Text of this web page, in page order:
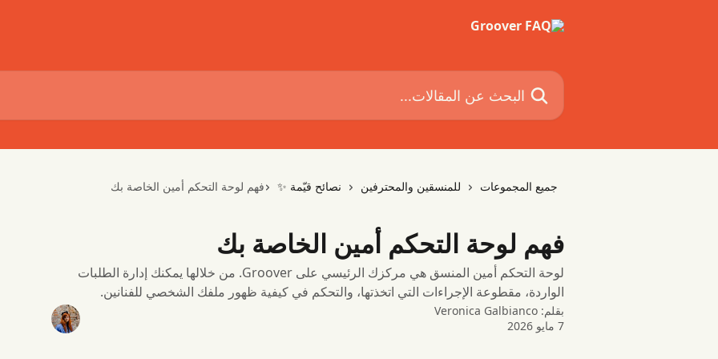
البحث عن المقالات...
جميع المجموعات للمنسقين والمحترفين نصائح قيّمة ✨ فهم لوحة التحكم أمين الخاصة بك
فهم لوحة التحكم أمين الخاصة بك
لوحة التحكم أمين المنسق هي مركزك الرئيسي على Groover. من خلالها يمكنك إدارة الطلبات
الواردة، مقطوعة الإجراءات التي اتخذتها، والتحكم في كيفية ظهور ملفك الشخصي للفنانين.
بقلم: Veronica Galbianco
7 مايو 2026